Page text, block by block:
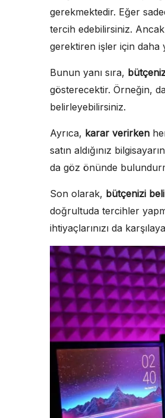
gerekmektedir. Eğer
tercih edebilirsiniz.
gerektiren işler için daha
Bunun yanı sıra,
gösterecektir. Örneğin,
belirleyebilirsiniz.
Ayrıca, karar verirken
satın aldığınız
da göz önünde
Son olarak, bütçenizi
doğrultuda tercihler
ihtiyaçlarınızı da